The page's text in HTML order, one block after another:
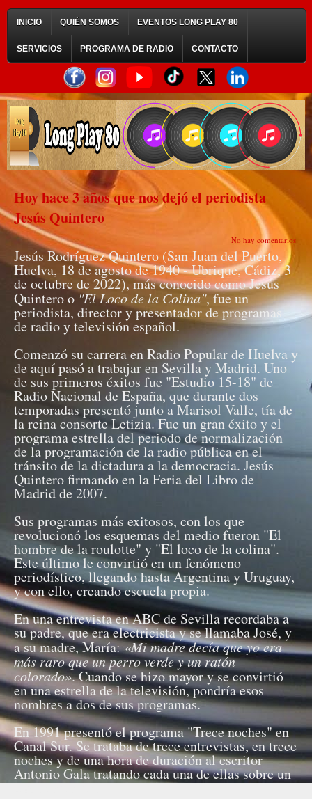
INICIO QUIÉN SOMOS EVENTOS LONG PLAY 80
SERVICIOS PROGRAMA DE RADIO CONTACTO
Hoy hace 3 años que nos dejó el periodista
Jesús Quintero
No hay comentarios:
Jesús Rodríguez Quintero (San Juan del Puerto,
Huelva, 18 de agosto de 1940 - Ubrique, Cádiz, 3
de octubre de 2022), más conocido como Jesús
Quintero o"El Loco de la Colina", fue un
periodista, director y presentador de programas
de radio y televisión español.
Comenzó su carrera en Radio Popular de Huelva y
de aquí pasó a trabajar en Sevilla y Madrid. Uno
de sus primeros éxitos fue "Estudio 15-18" de
Radio Nacional de España, que durante dos
temporadas presentó junto a Marisol Valle, tía de
la reina consorte Letizia. Fue un gran éxito y el
programa estrella del periodo de normalización
de la programación de la radio pública en el
tránsito de la dictadura a la democracia. Jesús
Quintero firmando en la Feria del Libro de
Madrid de 2007.
Sus programas más exitosos, con los que
revolucionó los esquemas del medio fueron "El
hombre de la roulotte" y "El loco de la colina".
Este último le convirtió en un fenómeno
periodístico, llegando hasta Argentina y Uruguay,
y con ello, creando escuela propia.
En una entrevista en ABC de Sevilla recordaba a
su padre, que era electricista y se llamaba José, y
a su madre, María:«Mi madre decía que yo era
más raro que un perro verde y un ratón
colorado». Cuando se hizo mayor y se convirtió
en una estrella de la televisión, pondría esos
nombres a dos de sus programas.
En 1991 presentó el programa "Trece noches" en
Canal Sur. Se trataba de trece entrevistas, en trece
noches y de una hora de duración al escritor
Antonio Gala tratando cada una de ellas sobre un
tema específico.